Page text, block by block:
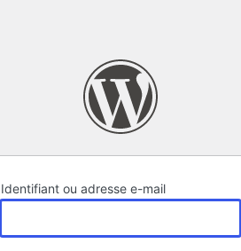
Identifiant ou adresse e-mail